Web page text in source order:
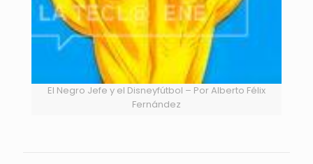
El Negro Jefe y el Disneyfútbol – Por Alberto Félix
Fernández